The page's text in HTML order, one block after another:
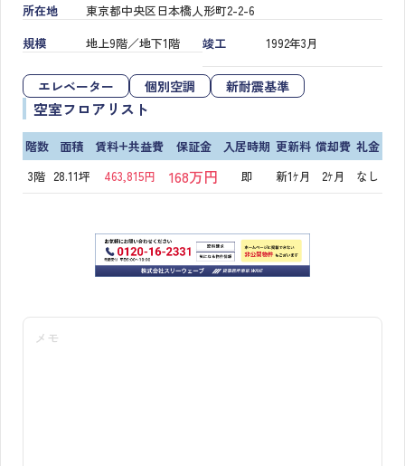
所在地
東京都中央区日本橋人形町2-2-6
規模
地上9階／地下1階 竣工 1992年3月
エレベーター 個別空調 新耐震基準
空室フロアリスト
階数 面積 賃料+共益費 保証金 入居時期 更新料 償却費 礼金
3階 28.11坪 463,815円 168万円 即 新1ｹ月 2ｹ月 なし
メモ